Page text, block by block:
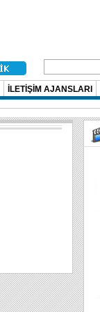
İLETİŞİM AJANSLARI